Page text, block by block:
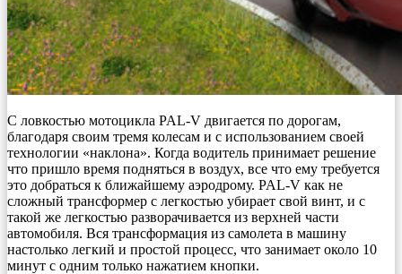
С ловкостью мотоцикла PAL-V двигается по дорогам,
благодаря своим тремя колесам и с использованием своей
технологии «наклона». Когда водитель принимает решение
что пришло время подняться в воздух, все что ему требуется
это добраться к ближайшему аэродрому. PAL-V как не
сложный трансформер с легкостью убирает свой винт, и с
такой же легкостью разворачивается из верхней части
автомобиля. Вся трансформация из самолета в машину
настолько легкий и простой процесс, что занимает около 10
минут с одним только нажатием кнопки.